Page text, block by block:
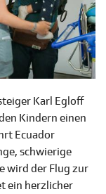
Karl Egloff
Kindern einen
Ecuador
schwierige
wird der Flug zur
ein herzlicher